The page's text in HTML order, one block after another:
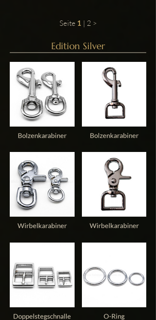
Seite 1 | 2 >
Edition Silver